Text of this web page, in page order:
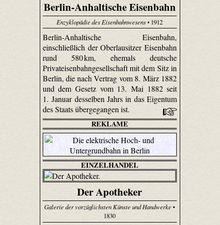
Berlin-Anhaltische Eisenbahn
Enzyklopädie des Eisenbahnwesens• 1912
Berlin-Anhaltische Eisenbahn,
einschließlich der Oberlausitzer Eisenbahn
rund 580 km, ehemals deutsche
Privateisenbahngesellschaft mit dem Sitz in
Berlin, die nach Vertrag vom 8. März 1882
und dem Gesetz vom 13. Mai 1882 seit
1. Januar desselben Jahrs in das Eigentum
des Staats übergegangen ist.
REKLAME
EINZELHANDEL
Der Apotheker
Galerie der vorzüglichsten Künste und Handwerke•
1830